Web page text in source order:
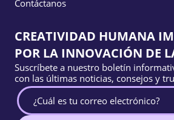
Contáctanos
CREATIVIDAD HUMANA
POR LA INNOVACIÓN DE
Suscríbete a nuestro boletín
con las últimas noticias, consejos y